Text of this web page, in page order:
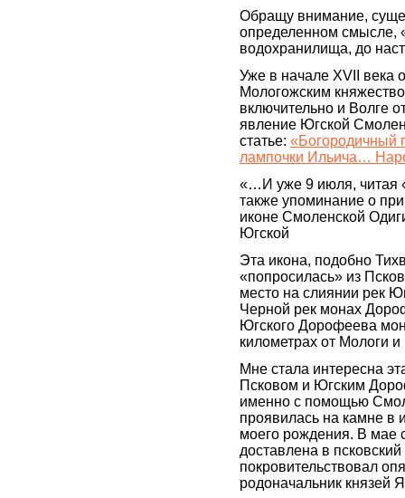
Обращу внимание,
определенном смысле,
водохранилища, до
Уже в начале XVII века
Мологожским
включительно и Волге
явление Югской
статье: «Богородичный
лампочки Ильича…
«…И уже 9 июля, читая
также упоминание о
иконе Смоленской
Югской
Эта икона, подобно
«попросилась» из
место на слиянии рек
Черной рек монах
Югского Дорофеева
километрах от Мологи
Мне стала интересна
Псковом и Югским
именно с помощью
проявилась на камне в
моего рождения. В мае
доставлена в
покровительствовал
родоначальник князей